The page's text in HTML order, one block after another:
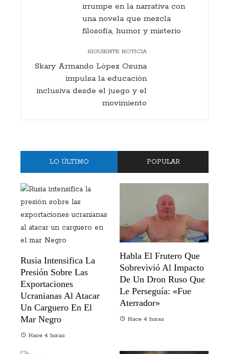
irrumpe en la narrativa con
una novela que mezcla
filosofía, humor y misterio
SIGUIENTE NOTICIA
Skary Armando López Osuna
impulsa la educación
inclusiva desde el juego y el
movimiento
LO ÚLTIMO POPULAR
Rusia Intensifica La
Presión Sobre Las
Exportaciones
Ucranianas Al Atacar
Un Carguero En El
Mar Negro
Hace 4 horas
Habla El Frutero Que
Sobrevivió Al Impacto
De Un Dron Ruso Que
Le Perseguía: «Fue
Aterrador»
Hace 4 horas